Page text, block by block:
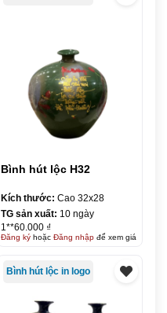
Bình hút lộc H32
Kích thước: Cao 32x28
TG sản xuất: 10 ngày
1**60.000 ₫
Đăng kýhoặc Đăng nhậpđể xem giá
Bình hút lộc in logo